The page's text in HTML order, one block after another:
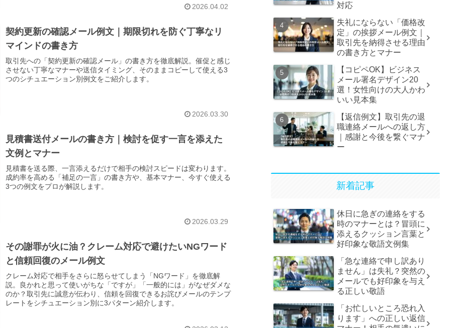
2026.04.02
契約更新の確認メール例文｜期限切れを防ぐ丁寧なリ
マインドの書き方
取引先への「契約更新の確認メール」の書き方を徹底解説。催促と感じ
させない丁寧なマナーや送信タイミング、そのままコピーして使える3
つのシチュエーション別例文をご紹介します。
2026.03.30
見積書送付メールの書き方｜検討を促す一言を添えた
文例とマナー
見積書を送る際、一言添えるだけで相手の検討スピードは変わります。
成約率を高める「補足の一言」の書き方や、基本マナー、今すぐ使える
3つの例文をプロが解説します。
2026.03.29
その謝罪が火に油？クレーム対応で避けたいNGワード
と信頼回復のメール例文
クレーム対応で相手をさらに怒らせてしまう「NGワード」を徹底解
説。良かれと思って使いがちな「ですが」「一般的には」がなぜダメな
のか？取引先に誠意が伝わり、信頼を回復できるお詫びメールのテンプ
レートをシチュエーション別に3パターン紹介します。
対応
失礼にならない「価格改
定」の挨拶メール例文｜
取引先を納得させる理由
の書き方とマナー
【コピペOK】ビジネス
メール署名デザイン20
選！女性向けの大人かわ
いい見本集
【返信例文】取引先の退
職連絡メールへの返し方
｜感謝と今後を繋ぐマナ
ー
新着記事
休日に急ぎの連絡をする
時のマナーとは？冒頭に
添えるクッション言葉と
好印象な敬語文例集
「急な連絡で申し訳あり
ません」は失礼？突然の
メールでも好印象を与え
る正しい敬語
「お忙しいところ恐れ入
ります」への正しい返信